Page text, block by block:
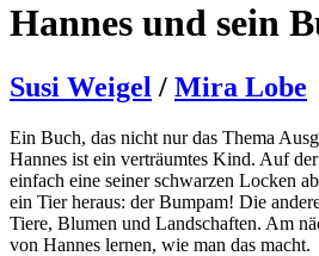
Hannes und sein
Susi Weigel / Mira Lobe
Ein Buch, das nicht nur das Thema
Hannes ist ein verträumtes Kind. Auf
einfach eine seiner schwarzen Locken
ein Tier heraus: der Bumpam! Die
Tiere, Blumen und Landschaften. Am
von Hannes lernen, wie man das macht.